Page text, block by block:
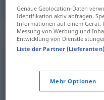
Synonyme
bauen (auf),vertrauen,
abzählen
Genaue Geolocation-Daten
Identifikation aktiv abfragen.
Informationen auf einem Gerät.
Messung von Werbung und
Entwicklung von
Liste der Partner (Lieferanten)
Mehr Optionen